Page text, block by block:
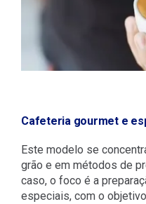
Cafeteria gourmet e
Este modelo se
grão e em métodos de
caso, o foco é a
especiais, com o